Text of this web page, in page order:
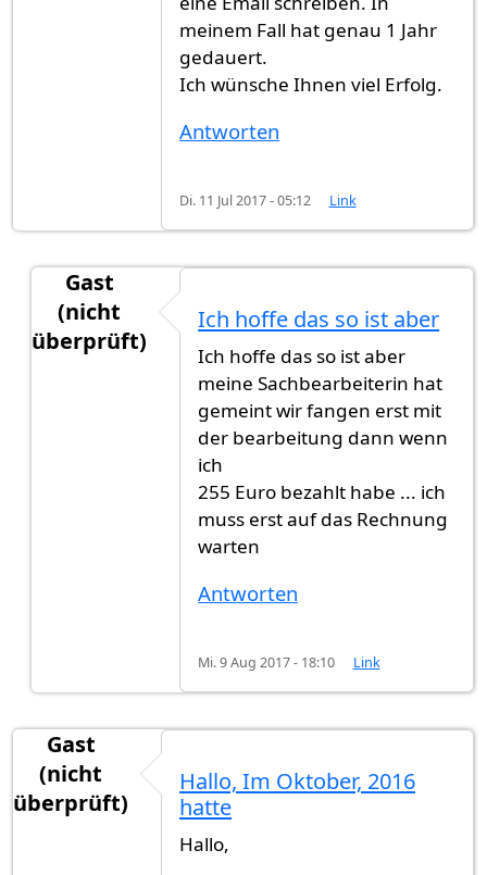
meinem Fall hat genau 1 Jahr
gedauert.
Ich wünsche Ihnen viel Erfolg.
Antworten
Di. 11 Jul 2017 - 05:12 Link
Gast
(nicht
überprüft)
Es dauert zwischen 6 Monaten
Ich hoffe das so ist aber
Ich hoffe das so ist aber
meine Sachbearbeiterin hat
gemeint wir fangen erst mit
der bearbeitung dann wenn
ich
255 Euro bezahlt habe ... ich
muss erst auf das Rechnung
warten
Antworten
Mi. 9 Aug 2017 - 18:10 Link
Gast
(nicht
überprüft)
Hallo, Im Oktober, 2016
hatte
Hallo,